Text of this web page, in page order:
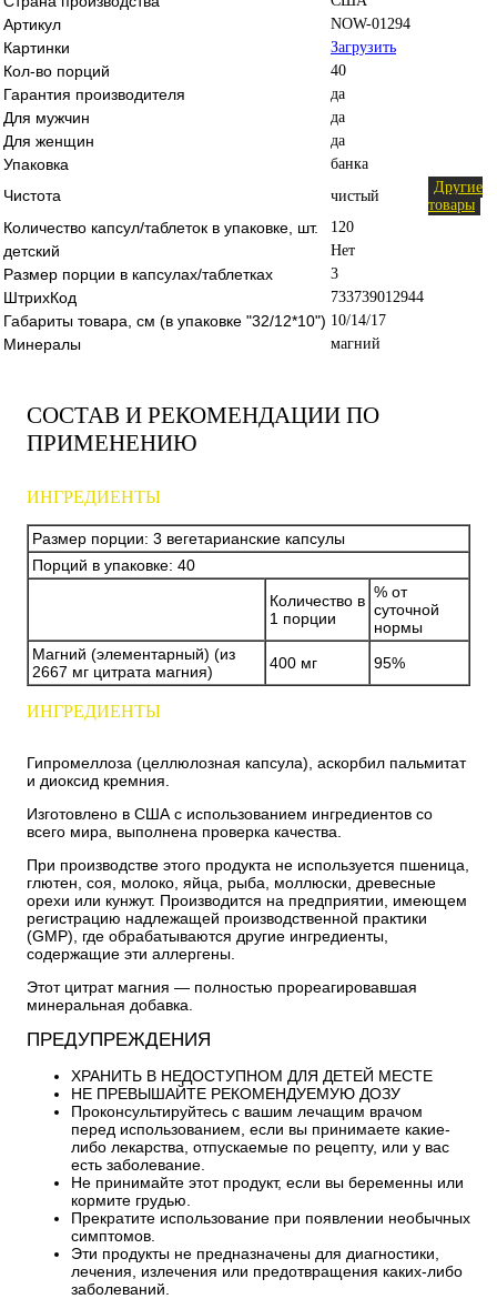
Артикул NOW-01294
Картинки Загрузить
Кол-во порций 40
Гарантия производителя да
Для мужчин да
Для женщин да
Упаковка банка
Чистота чистый
Другие
товары
Количество капсул/таблеток в упаковке, шт. 120
детский Нет
Размер порции в капсулах/таблетках 3
ШтрихКод 733739012944
Габариты товара, см (в упаковке "32/12*10") 10/14/17
Минералы магний
СОСТАВ И РЕКОМЕНДАЦИИ ПО
ПРИМЕНЕНИЮ
ИНГРЕДИЕНТЫ
Размер порции: 3 вегетарианские капсулы
Порций в упаковке: 40
Количество в
1 порции
% от
суточной
нормы
Магний (элементарный) (из
2667 мг цитрата магния)
400 мг 95%
ИНГРЕДИЕНТЫ
Гипромеллоза (целлюлозная капсула), аскорбил пальмитат
и диоксид кремния.
Изготовлено в США с использованием ингредиентов со
всего мира, выполнена проверка качества.
При производстве этого продукта не используется пшеница,
глютен, соя, молоко, яйца, рыба, моллюски, древесные
орехи или кунжут. Производится на предприятии, имеющем
регистрацию надлежащей производственной практики
(GMP), где обрабатываются другие ингредиенты,
содержащие эти аллергены.
Этот цитрат магния — полностью прореагировавшая
минеральная добавка.
ПРЕДУПРЕЖДЕНИЯ
ХРАНИТЬ В НЕДОСТУПНОМ ДЛЯ ДЕТЕЙ МЕСТЕ
НЕ ПРЕВЫШАЙТЕ РЕКОМЕНДУЕМУЮ ДОЗУ
Проконсультируйтесь с вашим лечащим врачом
перед использованием, если вы принимаете какие-
либо лекарства, отпускаемые по рецепту, или у вас
есть заболевание.
Не принимайте этот продукт, если вы беременны или
кормите грудью.
Прекратите использование при появлении необычных
симптомов.
Эти продукты не предназначены для диагностики,
лечения, излечения или предотвращения каких-либо
заболеваний.